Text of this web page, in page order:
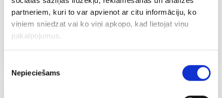
partneriem, kuri to var apvienot ar citu informāciju, ko
viņiem sniedzat vai ko viņi apkopo, kad lietojat viņu
pakalpojumus.
izvēle
Nepieciešams
KĀRUMS
Svaigais siers ar zaļumiem